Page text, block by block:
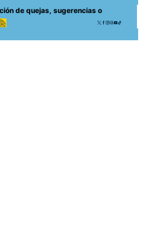
de quejas, sugerencias o